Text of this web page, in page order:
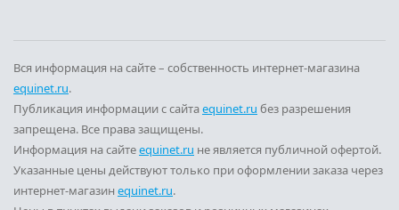
Вся информация на сайте – собственность интернет-магазина
equinet.ru.
Публикация информации с сайтаequinet.ru без разрешения
запрещена. Все права защищены.
Информация на сайтеequinet.ru не является публичной офертой.
Указанные цены действуют только при оформлении заказа через
интернет-магазин equinet.ru.